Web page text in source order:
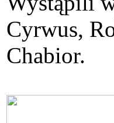
Cyrwus,
Chabior.